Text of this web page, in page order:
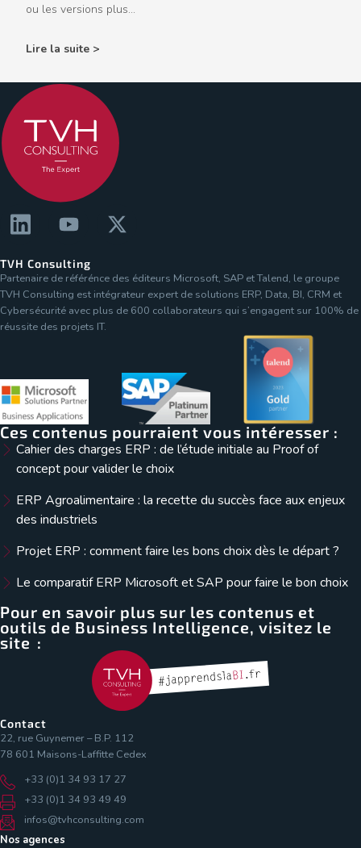
ou les versions plus...
Lire la suite >
TVH Consulting
Partenaire de référénce des éditeurs Microsoft, SAP et Talend, le groupe
TVH Consulting est intégrateur expert de solutions ERP, Data, BI, CRM et
Cybersécurité avec plus de 600 collaborateurs qui s’engagent sur 100% de
réussite des projets IT.
Ces contenus pourraient vous intéresser :
Cahier des charges ERP : de l’étude initiale au Proof of
concept pour valider le choix
ERP Agroalimentaire : la recette du succès face aux enjeux
des industriels
Projet ERP : comment faire les bons choix dès le départ ?
Le comparatif ERP Microsoft et SAP pour faire le bon choix
Pour en savoir plus sur les contenus et
outils de Business Intelligence, visitez le
site :
Contact
22, rue Guynemer – B.P. 112
78 601 Maisons-Laffitte Cedex
+33 (0)1 34 93 17 27
+33 (0)1 34 93 49 49
infos@tvhconsulting.com
Nos agences